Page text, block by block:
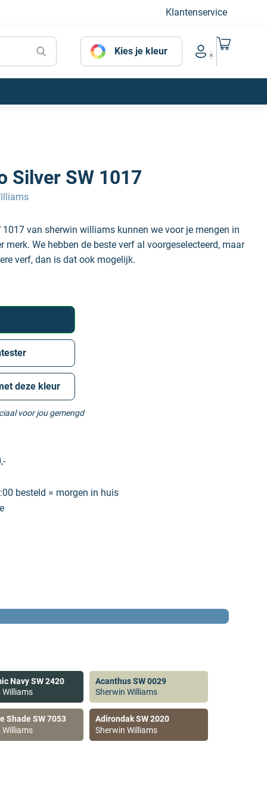
Klantenservice
Kies je kleur
Account menu
Naar mijn
Silver SW 1017
1017 van sherwin williams kunnen we voor je mengen in
merk. We hebben de beste verf al voorgeselecteerd, maar
verf, dan is dat ook mogelijk.
deze kleur
voor jou gemengd
besteld = morgen in huis
Navy SW 2420
Williams
Acanthus SW 0029
Sherwin Williams
Shade SW 7053
Williams
Adirondak SW 2020
Sherwin Williams